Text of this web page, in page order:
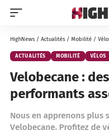
HighNews / Actualités / Mobilité /
ACTUALITÉS MOBILITÉ VÉLOS
Velobecane :
performants
Nous en apprenons plus
Velobecane. Profitez de